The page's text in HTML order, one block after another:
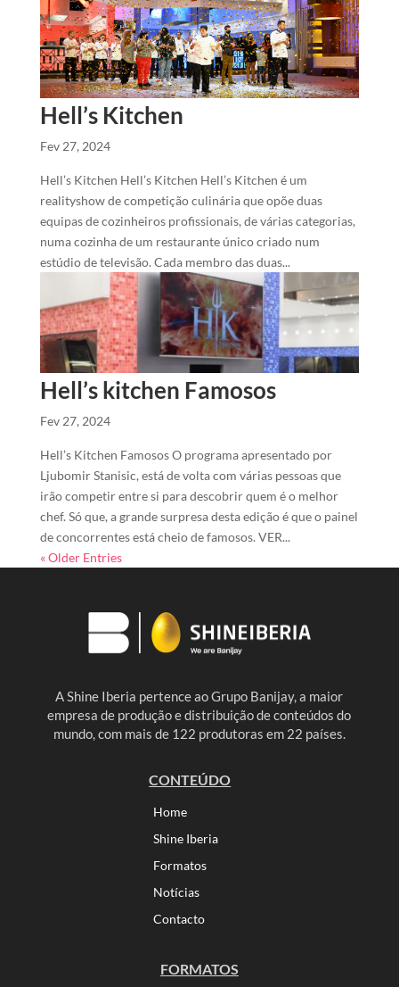
Hell’s Kitchen
Fev 27, 2024
Hell’s Kitchen Hell’s Kitchen Hell’s Kitchen é um
realityshow de competição culinária que opõe duas
equipas de cozinheiros profissionais, de várias categorias,
numa cozinha de um restaurante único criado num
estúdio de televisão. Cada membro das duas...
Hell’s kitchen Famosos
Fev 27, 2024
Hell’s Kitchen Famosos O programa apresentado por
Ljubomir Stanisic, está de volta com várias pessoas que
irão competir entre si para descobrir quem é o melhor
chef. Só que, a grande surpresa desta edição é que o painel
de concorrentes está cheio de famosos. VER...
« Older Entries
A Shine Iberia pertence ao Grupo Banijay, a maior
empresa de produção e distribuição de conteúdos do
mundo, com mais de 122 produtoras em 22 países.
CONTEÚDO
Home
Shine Iberia
Formatos
Notícias
Contacto
FORMATOS